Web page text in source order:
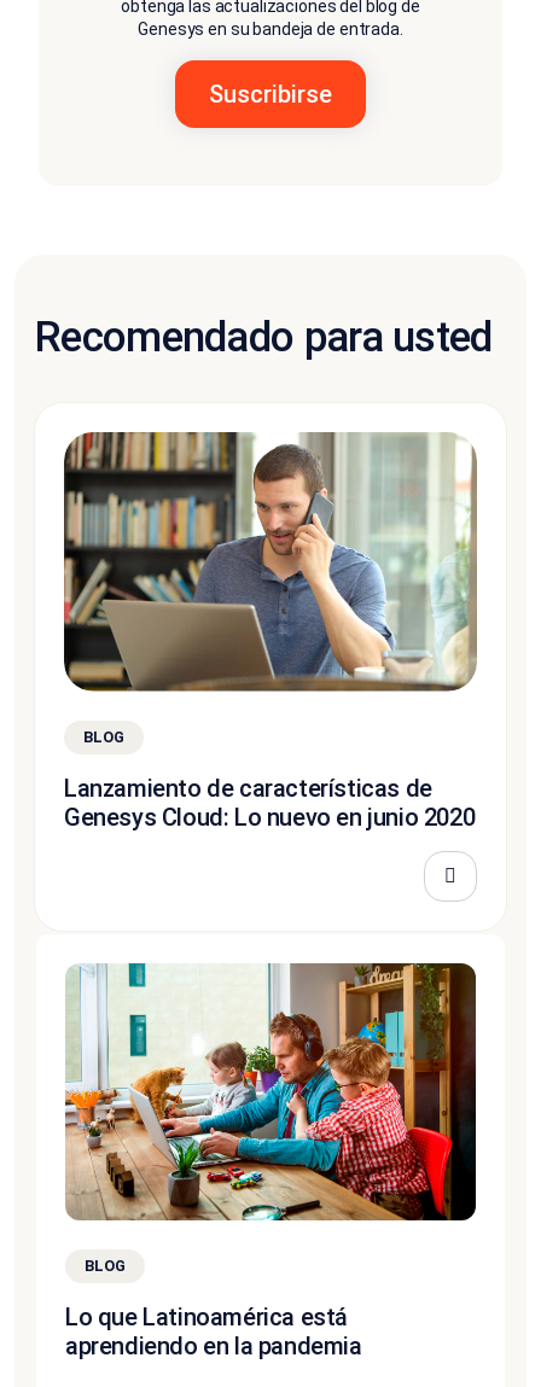
obtenga las actualizaciones del blog de
Genesys en su bandeja de entrada.
Recomendado para usted
BLOG
Lanzamiento de características de
Genesys Cloud: Lo nuevo en junio 2020
BLOG
Lo que Latinoamérica está
aprendiendo en la pandemia